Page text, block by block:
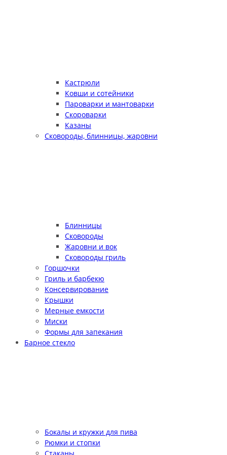
Кастрюли
Ковши и сотейники
Пароварки и мантоварки
Скороварки
Казаны
Сковороды, блинницы, жаровни
Блинницы
Сковороды
Жаровни и вок
Сковороды гриль
Горшочки
Гриль и барбекю
Консервирование
Крышки
Мерные емкости
Миски
Формы для запекания
Барное стекло
Бокалы и кружки для пива
Рюмки и стопки